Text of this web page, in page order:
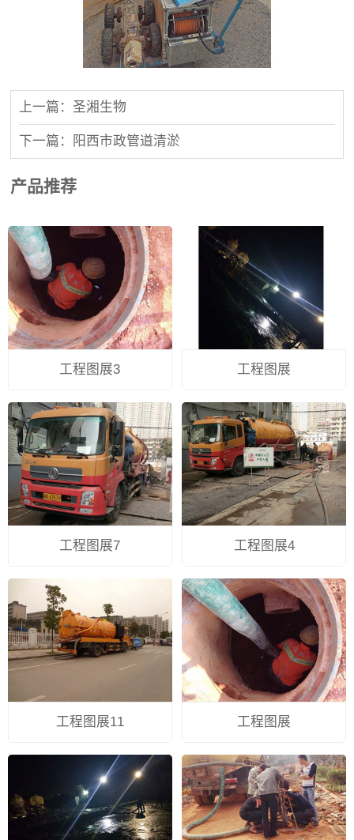
上一篇：圣湘生物
下一篇：阳西市政管道清淤
产品推荐
工程图展3 工程图展
工程图展7 工程图展4
工程图展11 工程图展